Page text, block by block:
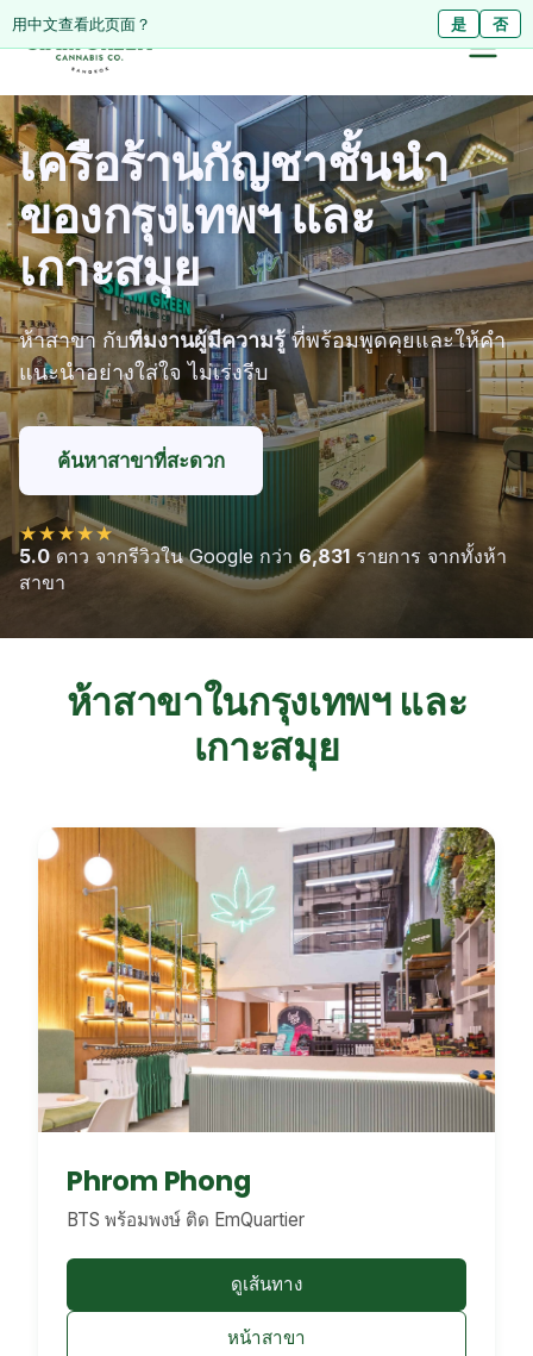
Diese Seite auf Deutsch ansehen? Nein
用中文查看此页面？ 是 否
เครือร้านกัญชาชั้นนำ
ของกรุงเทพฯ และ
เกาะสมุย
ห้าสาขา กับทีมงานผู้มีความรู้ที่พร้อมพูดคุยและให้คำ
แนะนำอย่างใส่ใจ ไม่เร่งรีบ
ค้นหาสาขาที่สะดวก
★★★★★
5.0ดาว จากรีวิวใน Google กว่า 6,831รายการ จากทั้งห้า
สาขา
ห้าสาขาในกรุงเทพฯ และ
เกาะสมุย
Phrom Phong
BTS พร้อมพงษ์ ติด EmQuartier
ดูเส้นทาง
หน้าสาขา